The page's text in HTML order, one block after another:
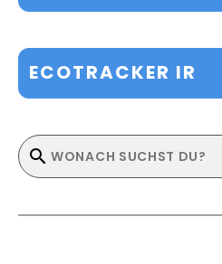
ECOTRACKER IR